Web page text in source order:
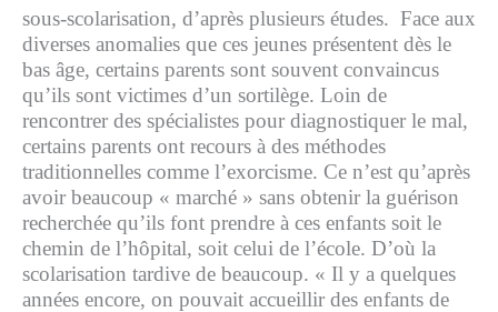
sous-scolarisation, d’après plusieurs études. Face aux
diverses anomalies que ces jeunes présentent dès le
bas âge, certains parents sont souvent convaincus
qu’ils sont victimes d’un sortilège. Loin de
rencontrer des spécialistes pour diagnostiquer le mal,
certains parents ont recours à des méthodes
traditionnelles comme l’exorcisme. Ce n’est qu’après
avoir beaucoup « marché » sans obtenir la guérison
recherchée qu’ils font prendre à ces enfants soit le
chemin de l’hôpital, soit celui de l’école. D’où la
scolarisation tardive de beaucoup. « Il y a quelques
années encore, on pouvait accueillir des enfants de